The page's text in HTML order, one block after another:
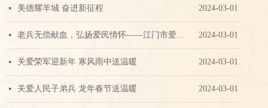
2024-03-01
넷 美德耀羊城 奋进新征程
2024-03-01
넷 老兵无偿献血，弘扬爱民情怀——江门市爱促会组织老兵爱心献血活动
2024-03-01
넷 关爱荣军迎新年 寒风雨中送温暖
2024-03-01
넷 关爱人民子弟兵 龙年春节送温暖